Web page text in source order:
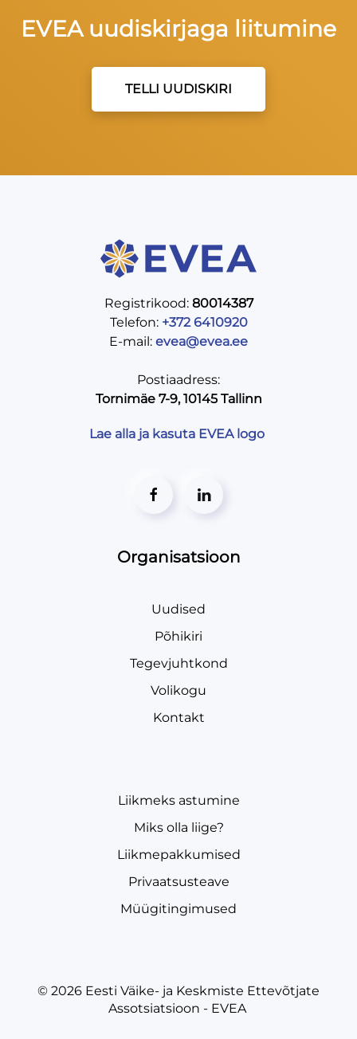
EVEA uudiskirjaga liitumine
TELLI UUDISKIRI
Registrikood: 80014387
Telefon: +372 6410920
E-mail: evea@evea.ee
Postiaadress:
Tornimäe 7-9, 10145 Tallinn
Lae alla ja kasuta EVEA logo
Organisatsioon
Uudised
Põhikiri
Tegevjuhtkond
Volikogu
Kontakt
Liikmeks astumine
Miks olla liige?
Liikmepakkumised
Privaatsusteave
Müügitingimused
© 2026 Eesti Väike- ja Keskmiste Ettevõtjate
Assotsiatsioon - EVEA